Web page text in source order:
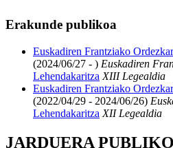
Erakunde publikoa
Euskadiren Frantziako
(2024/06/27 - ) Euskadiren
Lehendakaritza XIII Legealdia
Euskadiren Frantziako
(2022/04/29 - 2024/06/26)
Lehendakaritza XII Legealdia
JARDUERA